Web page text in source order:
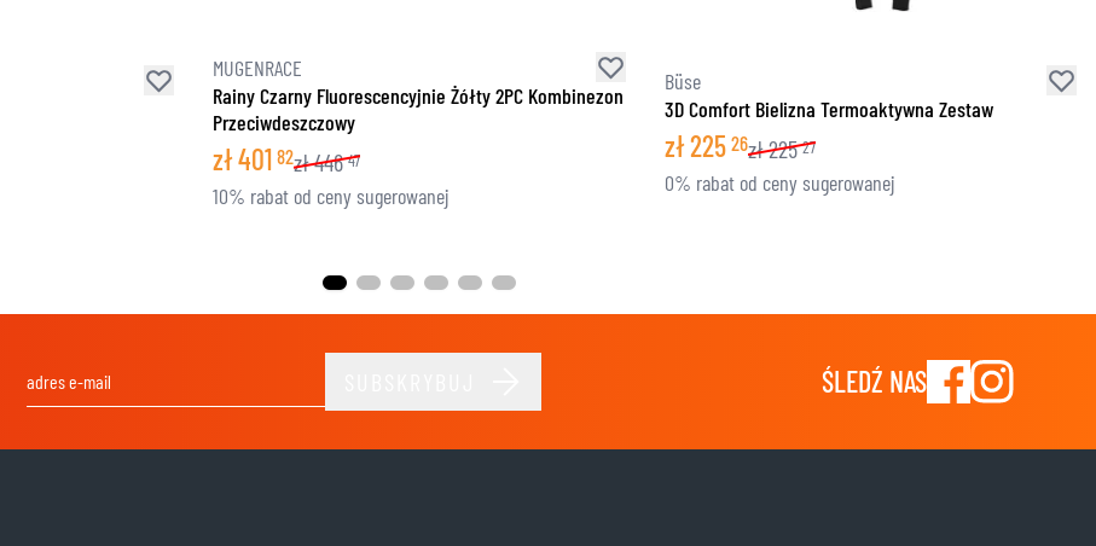
MUGENRACE
Rainy Czarny Fluorescencyjnie Żółty 2PC Kombinezon
Przeciwdeszczowy
zł401 82zł446 47
10% rabat od ceny sugerowanej
Büse
3D Comfort Bielizna Termoaktywna Zestaw
zł225 26zł225 27
0% rabat od ceny sugerowanej
ŚLEDŹ NAS